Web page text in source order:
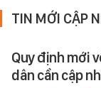
TIN MỚI CẬP
Quy định mới
dân cần cập